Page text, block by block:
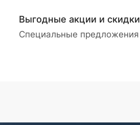
Выгодные акции и скидки
Специальные предложения